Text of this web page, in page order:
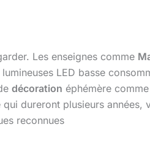
Les enseignes comme
LED basse
décoration éphémère
dureront plusieurs années,
reconnues